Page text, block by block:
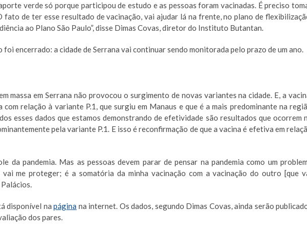
verde só porque participou de estudo e as pessoas foram vacinadas. É preciso
fato de ter esse resultado de vacinação, vai ajudar lá na frente, no plano de
ao Plano São Paulo”, disse Dimas Covas, diretor do Instituto Butantan.
foi encerrado: a cidade de Serrana vai continuar sendo monitorada pelo prazo de um ano.
massa em Serrana não provocou o surgimento de novas variantes na cidade. E, a
relação à variante P.1, que surgiu em Manaus e que é a mais predominante na
esses dados que estamos demonstrando de efetividade são resultados que ocorrem
pela variante P.1. E isso é reconfirmação de que a vacina é efetiva em
da pandemia. Mas as pessoas devem parar de pensar na pandemia como um
vai me proteger; é a somatória da minha vacinação com a vacinação do outro [que
disponível napágina na internet. Os dados, segundo Dimas Covas, ainda serão
dos pares.